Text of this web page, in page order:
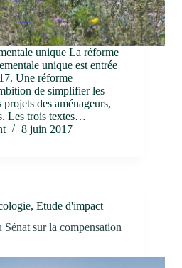
unique La réforme
unique est entrée
Une réforme
de simplifier les
des aménageurs,
Les trois textes…
8 juin 2017
, Etude d'impact
Sénat sur la compensation